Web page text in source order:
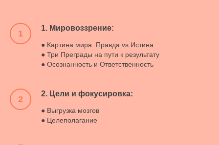
1
1. Мировоззрение:
● Картина мира. Правда vs Истина
● Три Преграды на пути к результату
● Осознанность и Ответственность
2
2. Цели и фокусировка:
● Выгрузка мозгов
● Целеполагание